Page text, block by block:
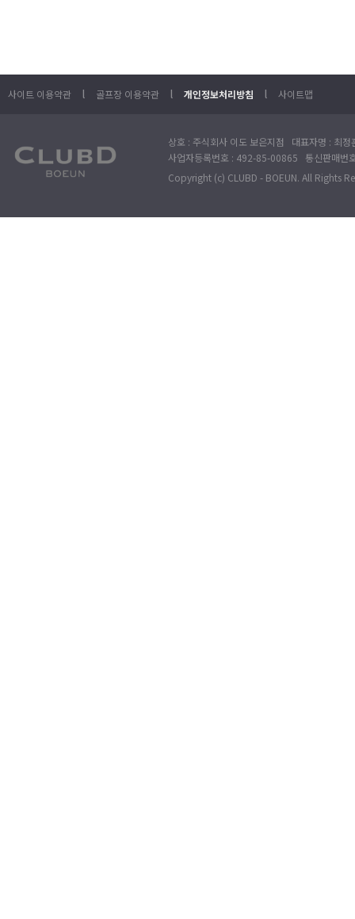
사이트 이용약관 l 골프장 이용약관 l 개인정보처리방침 l 사이트맵
상호 : 주식회사 이도 보은지점 대표자명 : 최
사업자등록번호 : 492-85-00865 통신판매
Copyright (c) CLUBD - BOEUN. All Rights